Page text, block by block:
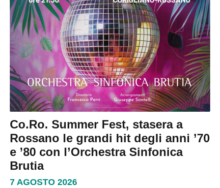
Co.Ro. Summer Fest, stasera a
Rossano le grandi hit degli anni ’70
e ’80 con l’Orchestra Sinfonica
Brutia
7 AGOSTO 2026